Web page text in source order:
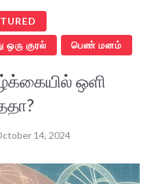
ஒரு குரல் பெண் மனம்
ஒளி
14, 2024